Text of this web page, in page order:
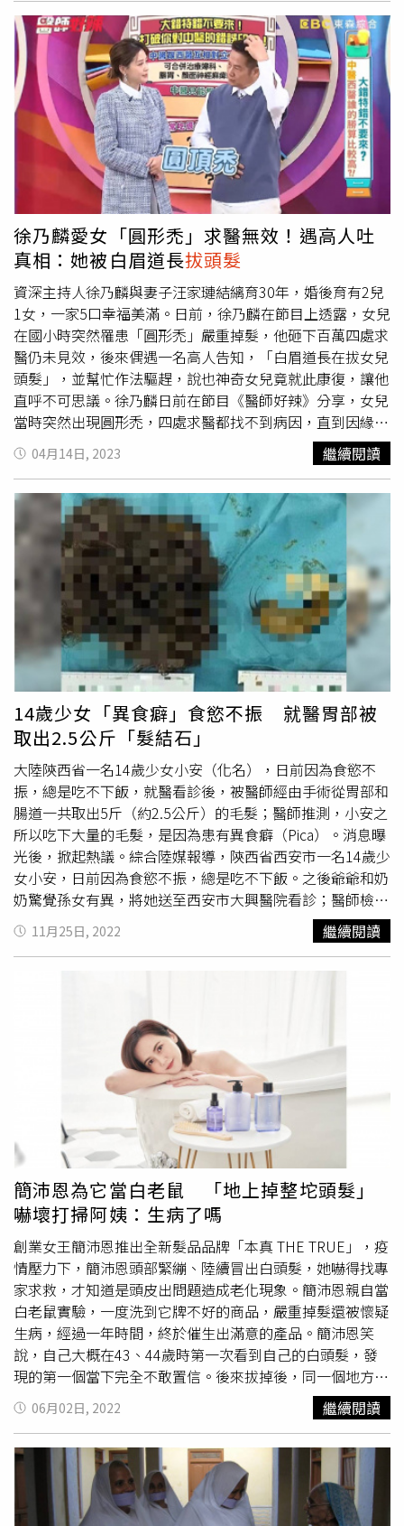
很難受。」王薇君接受訪問時也提到，「一個幼兒可以尖叫
成那種程度，然後去撞牆拔頭髮，然後晚上睡覺甚至還會做
惡夢。什麼時候喝彩虹藥水，那個老師說不能說，你不喝的
話就要關起來處罰、關廁所。」她直言，教育機構餵孩子吃
毒這個在歐美在日本是非常嚴重的事情，是整個國家都會動
起來的，現在家長想知道，孩子是被餵食多久、每天被餵多
少的量，如果不知道餵食的時間以及量，任何醫師諮詢對這
些家長來說都是沒有意義的。王薇君透露，巴比妥其實3天
就代謝掉了，結果他們進去園所驗，還是有部分小孩是微量
的，「你知道這是一件多麼可怕的一件事情嗎？」同時她也
質疑，5月14日新聞報導後，到6月6日這段期間，園所是否
還有繼續餵藥。備註：根據《兒少法》第69條規範，本案涉
兒童及少年權益，不得揭示「足資識別之資訊」，其中包含
學校名稱。
徐乃麟愛女「圓形禿」求醫無效！遇高人吐
真相：她被白眉道長拔頭髮
資深主持人徐乃麟與妻子汪家璉結縭育30年，婚後育有2兒
1女，一家5口幸福美滿。日前，徐乃麟在節目上透露，女兒
在國小時突然罹患「圓形禿」嚴重掉髮，他砸下百萬四處求
醫仍未見效，後來偶遇一名高人告知，「白眉道長在拔女兒
頭髮」，並幫忙作法驅趕，說也神奇女兒竟就此康復，讓他
直呼不可思議。徐乃麟日前在節目《醫師好辣》分享，女兒
當時突然出現圓形禿，四處求醫都找不到病因，直到因緣際
會下碰上一名高人告知，「你女兒有一個白眉道長在拔她的
頭髮！」高人聲稱女兒被白眉道長
。（圖／翻攝自
YouTube／醫師好辣）女兒求診中醫被把脈出「鬼祟脈」。
（圖／翻攝自YouTube／醫師好辣）徐乃麟透露，他當下不
以為意，接著又帶著女兒向中醫求診，沒想到中醫師竟診出
「鬼祟脈」，直言「這個我沒有辦法幫你，你要找一個高人
去幫她解」，於是他只能姑且一試求助宗教力量。徐乃麟指
出，高人要他準備三層肉、柳枝20支，並到家中開壇作法，
後來將驅邪之物放水流後，女兒竟不藥而癒神奇康復，「我
跟你講，我女兒的頭髮從那時候就不掉，就長起來了」，這
也讓他忍不住笑虧，白白浪費100萬元的醫藥費，「早遇到
就好了！」
04月14日, 2023 繼續閱讀
14歲少女「異食癖」食慾不振 就醫胃部被
取出2.5公斤「髮結石」
大陸陝西省一名14歲少女小安（化名），日前因為食慾不
振，總是吃不下飯，就醫看診後，被醫師經由手術從胃部和
腸道一共取出5斤（約2.5公斤）的毛髮；醫師推測，小安之
所以吃下大量的毛髮，是因為患有異食癖（Pica）。消息曝
光後，掀起熱議。綜合陸媒報導，陝西省西安市一名14歲少
女小安，日前因為食慾不振，總是吃不下飯。之後爺爺和奶
奶驚覺孫女有異，將她送至西安市大興醫院看診；醫師檢查
後發現，小安的胃部竟然充滿大量的毛髮，其中有一部分甚
至已進入腸道內造成腸梗阻（Bowel obstruction；
Intestinal obstruction）。醫師指出，小安之前食慾不振的
術，從她的胃部和腸道一共取出了5斤（約2.5公斤）的毛
髮。醫師表示，小安平時和爺爺奶奶住在一起，也許是缺少
爸媽的照顧，產生了心理上的問題，而當時看診時見到小安
頭頂上幾乎快光禿的頭皮，懷疑她長期以來都有拔頭髮
來吃
的習慣，推測是患有異食癖（Pica）。消息一出引發討論，
有網友表示「看見圖片我都吐了」、「可能是心理焦慮吧，
沒有爸爸媽媽的陪伴」、「異食癖，很大概率是缺鋅鐵等元
素，看怎麼補一補」、「我記得我小時候喜歡啃桌角，都被
我啃禿了」、「所以如果誤吃頭髮不會排出嗎」。據了解，
異食癖又稱異食症、亂食症，症狀為會持續性地攝取非營養
或非身體所能順利消化吸收的物質，如泥土，肥皂、膠水等
物；若是病發於兒童，則會影響其身心發育。
11月25日, 2022 繼續閱讀
簡沛恩為它當白老鼠 「地上掉整坨頭髮」
嚇壞打掃阿姨：生病了嗎
創業女王簡沛恩推出全新髮品品牌「本真 THE TRUE」，疫
情壓力下，簡沛恩頭部緊繃、陸續冒出白頭髮，她嚇得找專
家求救，才知道是頭皮出問題造成老化現象。簡沛恩親自當
白老鼠實驗，一度洗到它牌不好的商品，嚴重掉髮還被懷疑
生病，經過一年時間，終於催生出滿意的產品。簡沛恩笑
說，自己大概在43、44歲時第一次看到自己的白頭髮，發
現的第一個當下完全不敢置信。後來拔掉後，同一個地方又
長出了白髮，而且從一根變成兩三根。由於自己本身頭髮不
多，後來就放棄了
，就慢慢接受年紀漸長就會有白
髮，但從來沒想過是因為頭皮老化的問題。聊到當白老鼠研
發產品的過程，簡沛恩表示自己用了很多不同牌子的洗髮
精，其中有一款只用了一週就嚴重掉髮，連打掃阿姨都覺得
她生病了。經過一年白老鼠實驗加上共同研發，簡沛恩終於
06月02日, 2022 繼續閱讀